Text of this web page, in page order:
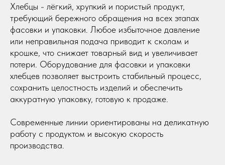
Хлебцы - лёгкий, хрупкий и пористый продукт,
требующий бережного обращения на всех этапах
фасовки и упаковки. Любое избыточное давление
или неправильная подача приводит к сколам и
крошке, что снижает товарный вид и увеличивает
потери. Оборудование для фасовки и упаковки
хлебцев позволяет выстроить стабильный процесс,
сохранить целостность изделий и обеспечить
аккуратную упаковку, готовую к продаже.
Современные линии ориентированы на деликатную
работу с продуктом и высокую скорость
производства.